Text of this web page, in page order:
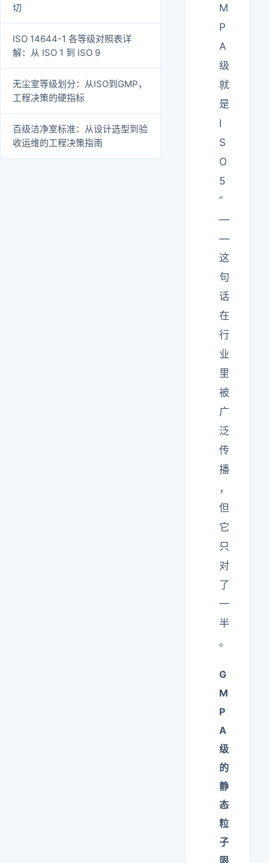
切
ISO 14644-1 各等级对照表详
解：从 ISO 1 到 ISO 9
无尘室等级划分：从ISO到GMP，
工程决策的硬指标
百级洁净室标准：从设计选型到验
收运维的工程决策指南
M
P
A
级
就
是
I
S
O
5
”
—
—
这
句
话
在
行
业
里
被
广
泛
传
播
，
但
它
只
对
了
一
半
。
G
M
P
A
级
的
静
态
粒
子
限